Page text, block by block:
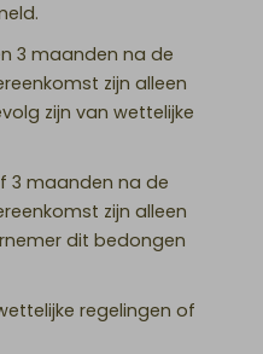
3 maanden na de
zijn alleen
zijn van wettelijke
maanden na de
zijn alleen
dit bedongen
regelingen of